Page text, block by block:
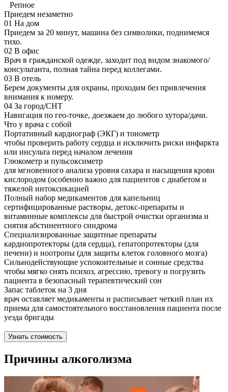
Репное
Приедем незаметно
01 На дом
Приедем за 20 минут, машина без символики, поднимемся
тихо.
02 В офис
Врач в гражданской одежде, заходит под видом знакомого/
консультанта, полная тайна перед коллегами.
03 В отель
Берем документы для охраны, проходим без привлечения
внимания к номеру.
04 За город/СНТ
Навигация по гео-точке, доезжаем до любого хутора/дачи.
Что у врача с собой
Портативный кардиограф (ЭКГ) и тонометр
чтобы проверить работу сердца и исключить риски инфаркта
или инсульта перед началом лечения
Глюкометр и пульсоксиметр
для мгновенного анализа уровня сахара и насыщения крови
кислородом (особенно важно для пациентов с диабетом и
тяжелой интоксикацией
Полный набор медикаментов для капельниц
сертифицированные растворы, детокс-препараты и
витаминные комплексы для быстрой очистки организма и
снятия абстинентного синдрома
Специализированные защитные препараты
кардиопротекторы (для сердца), гепатопротекторы (для
печени) и ноотропы (для защиты клеток головного мозга)
Сильнодействующие успокоительные и сонные средства
чтобы мягко снять психоз, агрессию, тревогу и погрузить
пациента в безопасный терапевтический сон
Запас таблеток на 3 дня
врач оставляет медикаменты и расписывает четкий план их
приема для самостоятельного восстановления пациента после
уезда бригады
Узнать стоимость
Причины алкоголизма